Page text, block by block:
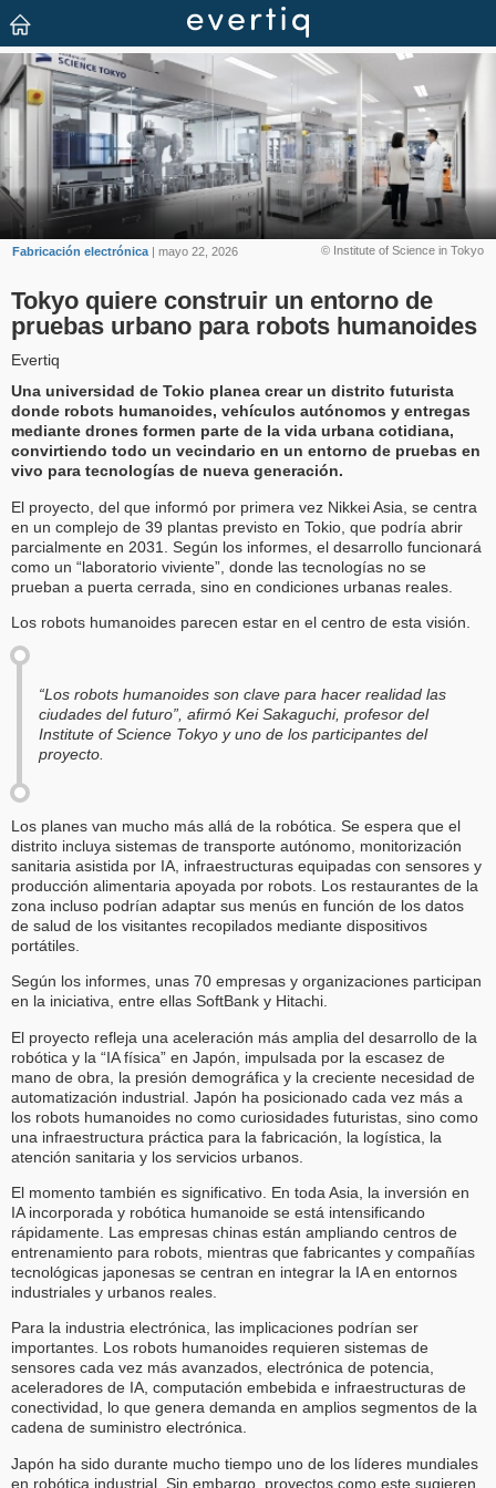
© Institute of Science in Tokyo
Fabricación electrónica | mayo 22, 2026
Tokyo quiere construir un entorno de
pruebas urbano para robots humanoides
Evertiq
Una universidad de Tokio planea crear un distrito futurista
donde robots humanoides, vehículos autónomos y entregas
mediante drones formen parte de la vida urbana cotidiana,
convirtiendo todo un vecindario en un entorno de pruebas en
vivo para tecnologías de nueva generación.
El proyecto, del que informó por primera vez Nikkei Asia, se centra
en un complejo de 39 plantas previsto en Tokio, que podría abrir
parcialmente en 2031. Según los informes, el desarrollo funcionará
como un “laboratorio viviente”, donde las tecnologías no se
prueban a puerta cerrada, sino en condiciones urbanas reales.
Los robots humanoides parecen estar en el centro de esta visión.
“Los robots humanoides son clave para hacer realidad las
ciudades del futuro”, afirmó Kei Sakaguchi, profesor del
Institute of Science Tokyo y uno de los participantes del
proyecto.
Los planes van mucho más allá de la robótica. Se espera que el
distrito incluya sistemas de transporte autónomo, monitorización
sanitaria asistida por IA, infraestructuras equipadas con sensores y
producción alimentaria apoyada por robots. Los restaurantes de la
zona incluso podrían adaptar sus menús en función de los datos
de salud de los visitantes recopilados mediante dispositivos
portátiles.
Según los informes, unas 70 empresas y organizaciones participan
en la iniciativa, entre ellas SoftBank y Hitachi.
El proyecto refleja una aceleración más amplia del desarrollo de la
robótica y la “IA física” en Japón, impulsada por la escasez de
mano de obra, la presión demográfica y la creciente necesidad de
automatización industrial. Japón ha posicionado cada vez más a
los robots humanoides no como curiosidades futuristas, sino como
una infraestructura práctica para la fabricación, la logística, la
atención sanitaria y los servicios urbanos.
El momento también es significativo. En toda Asia, la inversión en
IA incorporada y robótica humanoide se está intensificando
rápidamente. Las empresas chinas están ampliando centros de
entrenamiento para robots, mientras que fabricantes y compañías
tecnológicas japonesas se centran en integrar la IA en entornos
industriales y urbanos reales.
Para la industria electrónica, las implicaciones podrían ser
importantes. Los robots humanoides requieren sistemas de
sensores cada vez más avanzados, electrónica de potencia,
aceleradores de IA, computación embebida e infraestructuras de
conectividad, lo que genera demanda en amplios segmentos de la
cadena de suministro electrónica.
Japón ha sido durante mucho tiempo uno de los líderes mundiales
en robótica industrial. Sin embargo, proyectos como este sugieren